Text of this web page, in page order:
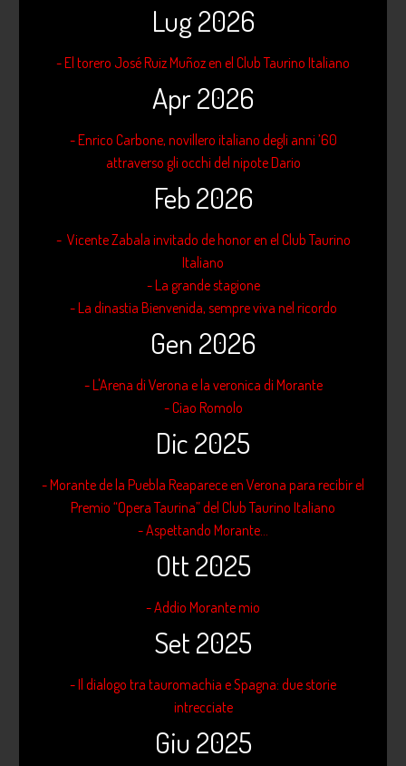
Lug 2026
- El torero José Ruiz Muñoz en el Club Taurino Italiano
Apr 2026
- Enrico Carbone, novillero italiano degli anni ’60
attraverso gli occhi del nipote Dario
Feb 2026
- Vicente Zabala invitado de honor en el Club Taurino
Italiano
- La grande stagione
- La dinastia Bienvenida, sempre viva nel ricordo
Gen 2026
- L'Arena di Verona e la veronica di Morante
- Ciao Romolo
Dic 2025
- Morante de la Puebla Reaparece en Verona para recibir el
Premio “Opera Taurina” del Club Taurino Italiano
- Aspettando Morante...
Ott 2025
- Addio Morante mio
Set 2025
- Il dialogo tra tauromachia e Spagna: due storie
intrecciate
Giu 2025